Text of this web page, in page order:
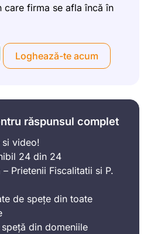
care firma se afla încă în
Loghează-te acum
răspunsul complet
si video!
24 din 24
Prietenii Fiscalitatii si P.
de spețe din toate
din domeniile